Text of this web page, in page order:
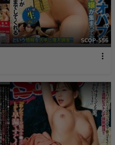
SCOP-556